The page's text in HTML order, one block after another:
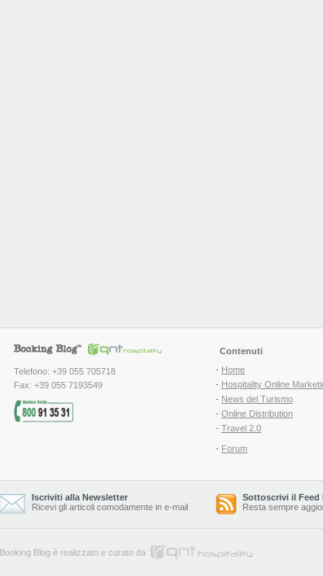
Telefono: +39 055 705718
Fax: +39 055 7193549
Contenuti
- Home
- Hospitality Online
- News del Turismo
- Online Distribution
- Travel 2.0
- Forum
Iscriviti alla Newsletter
Ricevi gli articoli comodamente in e-mail
Sottoscrivi il Feed
Resta sempre
Booking Blog è realizzato e curato da